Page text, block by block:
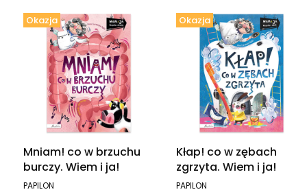
Okazja
Mniam! co w brzuchu
burczy. Wiem i ja!
PRODUCENT
PAPILON
Okazja
Kłap! co w zębach
zgrzyta. Wiem i ja!
PRODUCENT
PAPILON